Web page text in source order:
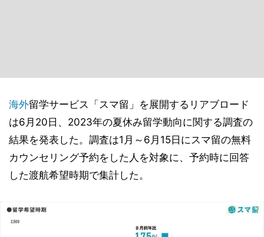
海外留学サービス「スマ留」を展開するリアブロード
は6月20日、2023年の夏休み留学動向に関する調査の
結果を発表した。調査は1月～6月15日にスマ留の無料
カウンセリング予約をした人を対象に、予約時に回答
した渡航希望時期で集計した。